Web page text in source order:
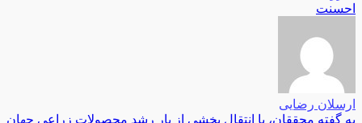
احسنت
ارسلان رضایی
به گفته محققان، با انتقال بخشی از بار رشد محصولات زراعی جهان